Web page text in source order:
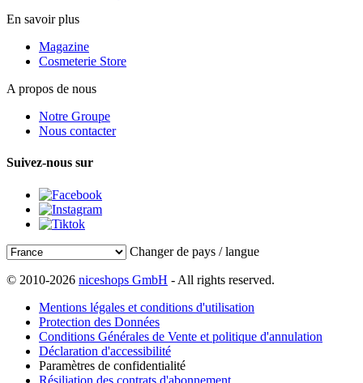
En savoir plus
Magazine
Cosmeterie Store
A propos de nous
Notre Groupe
Nous contacter
Suivez-nous sur
Changer de pays / langue
© 2010-2026 niceshops GmbH - All rights reserved.
Mentions légales et conditions d'utilisation
Protection des Données
Conditions Générales de Vente et politique d'annulation
Déclaration d'accessibilité
Paramètres de confidentialité
Résiliation des contrats d'abonnement